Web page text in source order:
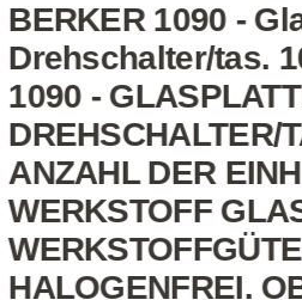
BERKER 1090 -
Drehschalter/tas.
1090 -
DREHSCHALTER/
ANZAHL DER
WERKSTOFF
HALOGENFREI.